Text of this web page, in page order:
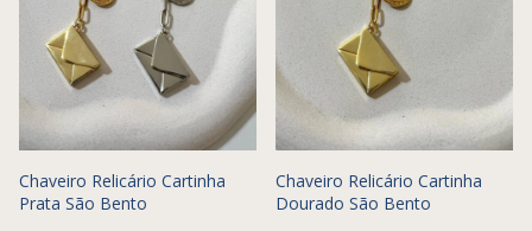
Chaveiro Relicário Cartinha
Prata São Bento
Chaveiro Relicário Cartinha
Dourado São Bento